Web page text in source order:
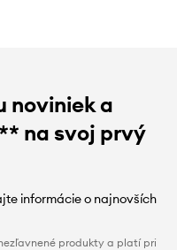
noviniek a
na svoj prvý
informácie o najnovších
produkty a platí pri